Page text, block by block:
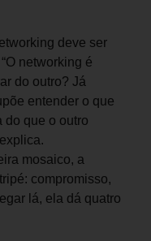
deve ser
networking é
do outro? Já
entender o que
do que o outro
mosaico, a
compromisso,
lá, ela dá quatro